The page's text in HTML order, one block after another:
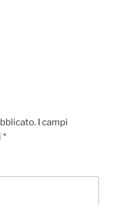
I campi
*